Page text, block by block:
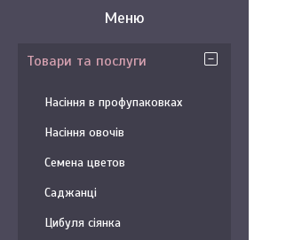
Товари та послуги
Насіння в профупаковках
Насіння овочів
Семена цветов
Саджанці
Цибуля сіянка